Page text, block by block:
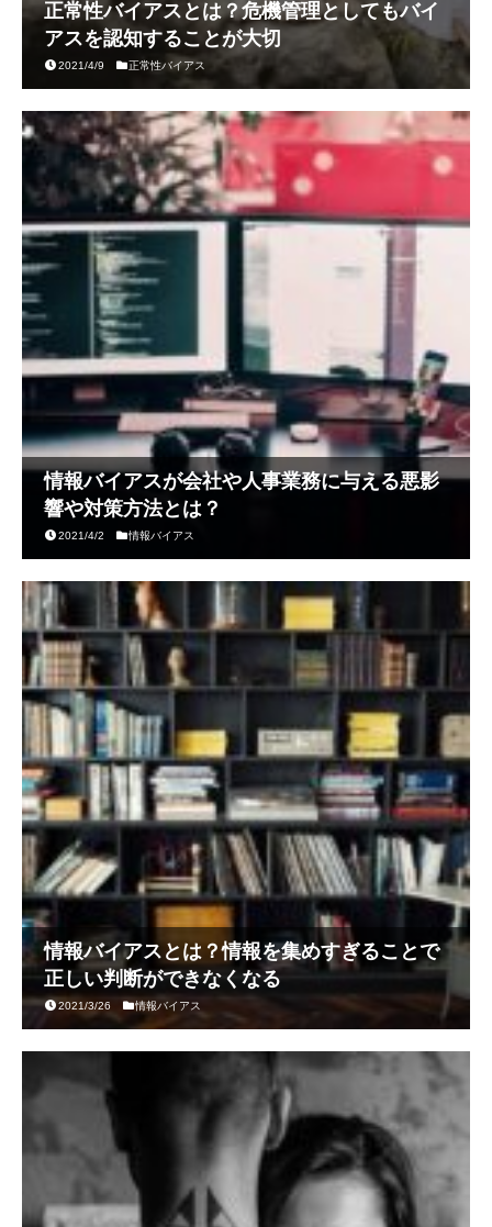
正常性バイアスとは？危機管理としてもバイ
アスを認知することが大切
2021/4/9 正常性バイアス
情報バイアスが会社や人事業務に与える悪影
響や対策方法とは？
2021/4/2 情報バイアス
情報バイアスとは？情報を集めすぎることで
正しい判断ができなくなる
2021/3/26 情報バイアス